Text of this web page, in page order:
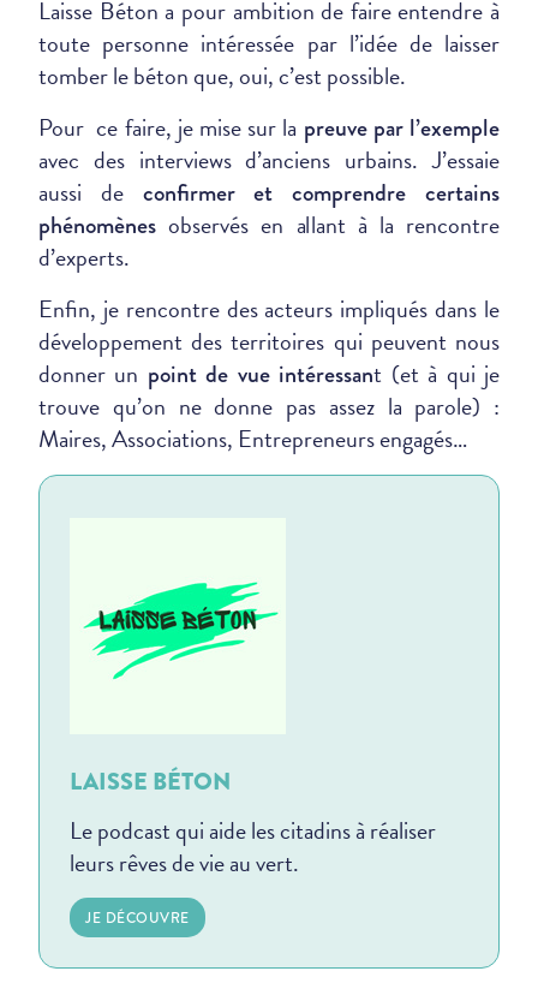
Laisse Béton a pour ambition de faire entendre à
toute personne intéressée par l’idée de laisser
tomber le béton que, oui, c’est possible.
Pour ce faire, je mise sur la preuve par l’exemple
avec des interviews d’anciens urbains. J’essaie
aussi de confirmer et comprendre certains
phénomènes observés en allant à la rencontre
d’experts.
Enfin, je rencontre des acteurs impliqués dans le
développement des territoires qui peuvent nous
donner un point de vue intéressant (et à qui je
trouve qu’on ne donne pas assez la parole) :
Maires, Associations, Entrepreneurs engagés…
LAISSE BÉTON
Le podcast qui aide les citadins à réaliser
leurs rêves de vie au vert.
JE DÉCOUVRE